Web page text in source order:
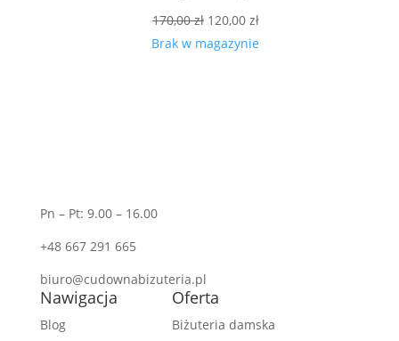
170,00zł Pierwotna
cena
120,00 złAktualna
cena
Brak w magazynie
Pn – Pt: 9.00 – 16.00
+48 667 291 665
biuro@cudownabizuteria.pl
Nawigacja
Blog
Oferta
Biżuteria damska